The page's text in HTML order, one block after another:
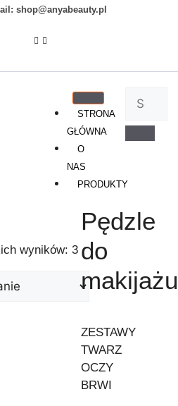
shop@anyabeauty.pl
STRONA
GŁÓWNA
O
NAS
PRODUKTY
Pędzle
do
makijażu
ZESTAWY
TWARZ
OCZY
BRWI
wyników: 3